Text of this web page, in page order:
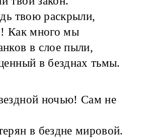
твою раскрыли,
Как много мы
в слое пыли,
в безднах тьмы.
ночью! Сам не
в бездне мировой.